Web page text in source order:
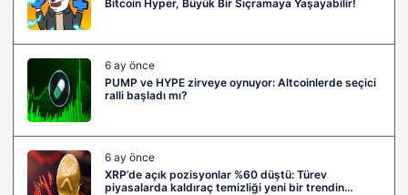
Bitcoin Hyper, Büyük Bir Sıçramaya Yaşayabilir!
6 ay önce
PUMP ve HYPE zirveye oynuyor: Altcoinlerde seçici
ralli başladı mı?
6 ay önce
XRP’de açık pozisyonlar %60 düştü: Türev
piyasalarda kaldıraç temizliği yeni bir trendin